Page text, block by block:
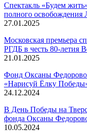
Спектакль «Будем
полного освобождения
27.01.2025
Московская премьера
РГДБ в честь 80-летия
21.01.2025
Фонд Оксаны
«Нарисуй Ёлку
24.12.2024
В День Победы на
фонда Оксаны
10.05.2024